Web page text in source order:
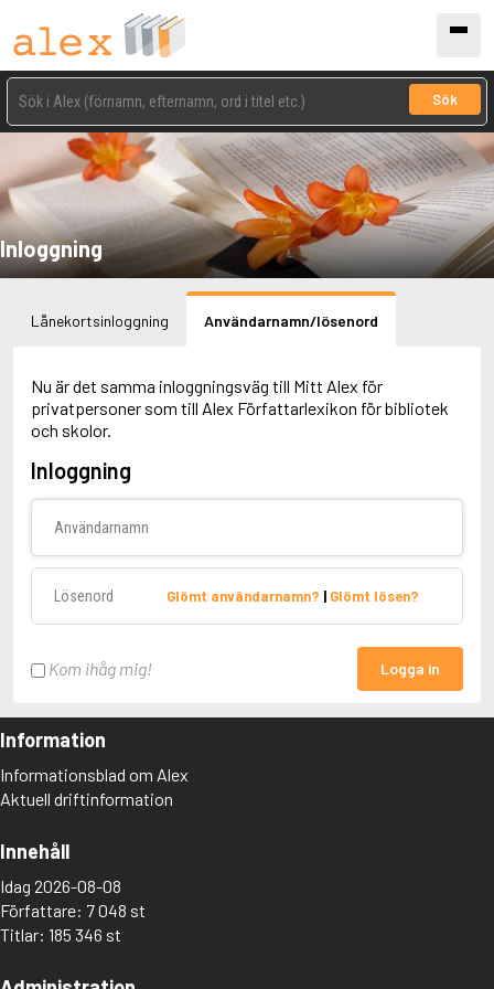
Sök
Inloggning
Lånekortsinloggning Användarnamn/lösenord
Nu är det samma inloggningsväg till Mitt Alex för
privatpersoner som till Alex Författarlexikon för bibliotek
och skolor.
Inloggning
Glömt användarnamn? | Glömt lösen?
Kom ihåg mig! Logga in
Information
Informationsblad om Alex
Aktuell driftinformation
Innehåll
Idag 2026-08-08
Författare: 7 048 st
Titlar: 185 346 st